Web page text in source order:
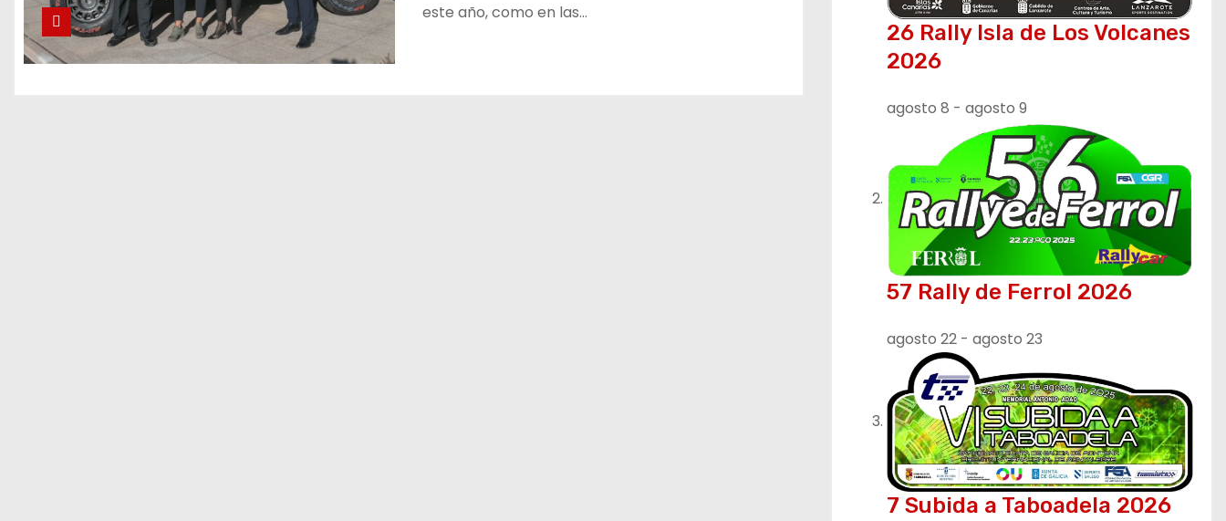
este año, como en las…
26 Rally Isla de Los Volcanes
2026
agosto 8 - agosto 9
57 Rally de Ferrol 2026
agosto 22 - agosto 23
7 Subida a Taboadela 2026